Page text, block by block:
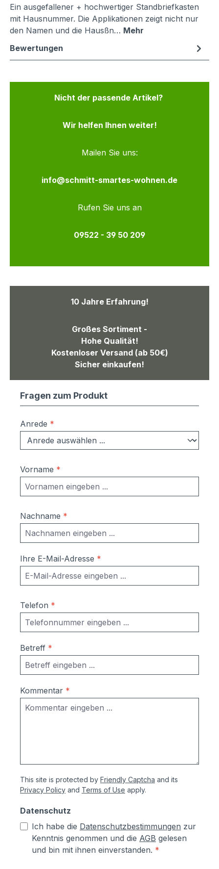
Ein ausgefallener + hochwertiger Standbriefkasten
mit Hausnummer. Die Applikationen zeigt nicht nur
den Namen und die Hausßn… Mehr
Bewertungen
Nicht der passende Artikel?
Wir helfen Ihnen weiter!
Mailen Sie uns:
info@schmitt-smartes-wohnen.de
Rufen Sie uns an
09522 - 39 50 209
10 Jahre Erfahrung!
Großes Sortiment -
Hohe Qualität!
Kostenloser Versand (ab 50€)
Sicher einkaufen!
Fragen zum Produkt
Anrede *
Vorname *
Nachname *
Ihre E-Mail-Adresse *
Telefon *
Betreff *
Kommentar *
This site is protected by Friendly Captcha and its
Privacy Policy and Terms of Use apply.
Datenschutz
Ich habe die Datenschutzbestimmungen zur
Kenntnis genommen und die AGB gelesen
und bin mit ihnen einverstanden. *